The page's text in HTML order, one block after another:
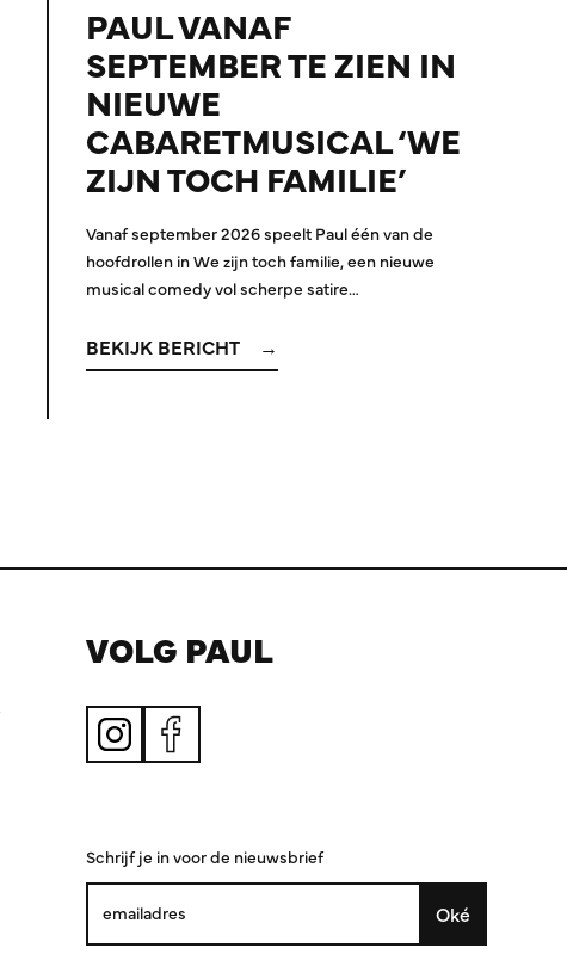
PAUL VANAF
SEPTEMBER TE ZIEN IN
NIEUWE
CABARETMUSICAL ‘WE
ZIJN TOCH FAMILIE’
Vanaf september 2026 speelt Paul één van de
hoofdrollen in We zijn toch familie, een nieuwe
musical comedy vol scherpe satire…
BEKIJK BERICHT
VOLG PAUL
Schrijf je in voor de nieuwsbrief
Oké